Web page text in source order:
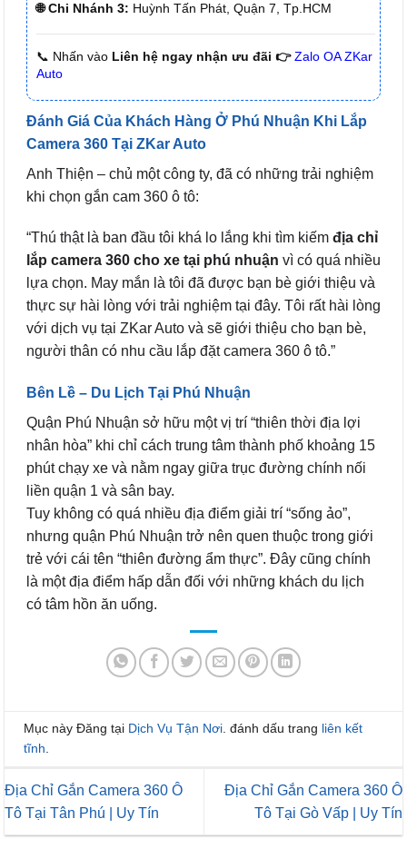
🌐 Chi Nhánh 3: Huỳnh Tấn Phát, Quận 7, Tp.HCM
📞 Nhấn vào Liên hệ ngay nhận ưu đãi 👉 Zalo OA ZKar
Auto
Đánh Giá Của Khách Hàng Ở Phú Nhuận Khi Lắp
Camera 360 Tại ZKar Auto
Anh Thiện – chủ một công ty, đã có những trải nghiệm
khi chọn gắn cam 360 ô tô:
“Thú thật là ban đầu tôi khá lo lắng khi tìm kiếm địa chỉ
lắp camera 360 cho xe tại phú nhuận vì có quá nhiều
lựa chọn. May mắn là tôi đã được bạn bè giới thiệu và
thực sự hài lòng với trải nghiệm tại đây. Tôi rất hài lòng
với dịch vụ tại ZKar Auto và sẽ giới thiệu cho bạn bè,
người thân có nhu cầu lắp đặt camera 360 ô tô.”
Bên Lề – Du Lịch Tại Phú Nhuận
Quận Phú Nhuận sở hữu một vị trí “thiên thời địa lợi
nhân hòa” khi chỉ cách trung tâm thành phố khoảng 15
phút chạy xe và nằm ngay giữa trục đường chính nối
liền quận 1 và sân bay.
Tuy không có quá nhiều địa điểm giải trí “sống ảo”,
nhưng quận Phú Nhuận trở nên quen thuộc trong giới
trẻ với cái tên “thiên đường ẩm thực”. Đây cũng chính
là một địa điểm hấp dẫn đối với những khách du lịch
có tâm hồn ăn uống.
Mục này Đăng tại Dịch Vụ Tận Nơi. đánh dấu trang liên kết
tĩnh.
Địa Chỉ Gắn Camera 360 Ô
Tô Tại Tân Phú | Uy Tín
Địa Chỉ Gắn Camera 360 Ô
Tô Tại Gò Vấp | Uy Tín